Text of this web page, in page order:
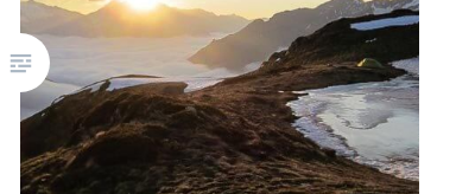
Par un « heureux » hasard, nous
venions d’essuyer un nouveau
but à cause du…